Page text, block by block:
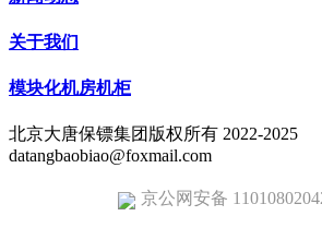
关于我们
模块化机房机柜
北京大唐保镖集团版权所有 2022-2025
datangbaobiao@foxmail.com
京公网安备